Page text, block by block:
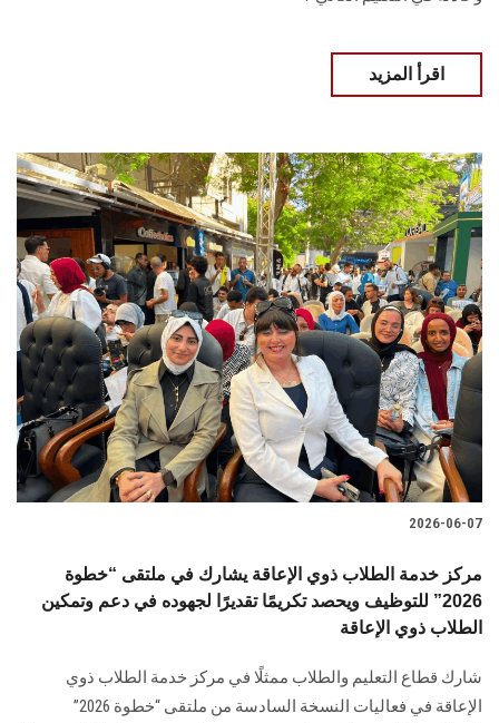
اقرأ المزيد
2026-06-07
مركز خدمة الطلاب ذوي الإعاقة يشارك في ملتقى “خطوة
2026” للتوظيف ويحصد تكريمًا تقديرًا لجهوده في دعم وتمكين
الطلاب ذوي الإعاقة
شارك قطاع التعليم والطلاب ممثلًا في مركز خدمة الطلاب ذوي
الإعاقة في فعاليات النسخة السادسة من ملتقى “خطوة 2026”